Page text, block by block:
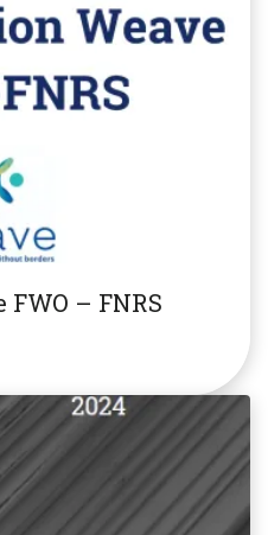
– FNRS